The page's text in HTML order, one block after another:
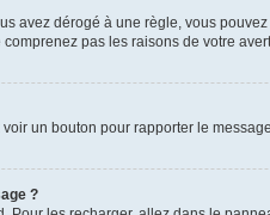
dérogé à une règle, vous
pas les raisons de votre
un bouton pour rapporter le
?